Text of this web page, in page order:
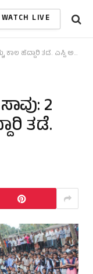
WATCH LIVE
ತಡೆ. ಎಸ್ಪಿ ಅಣ್ಣಾಮಲೈ ಭೇಟಿ
2
ತಡೆ.